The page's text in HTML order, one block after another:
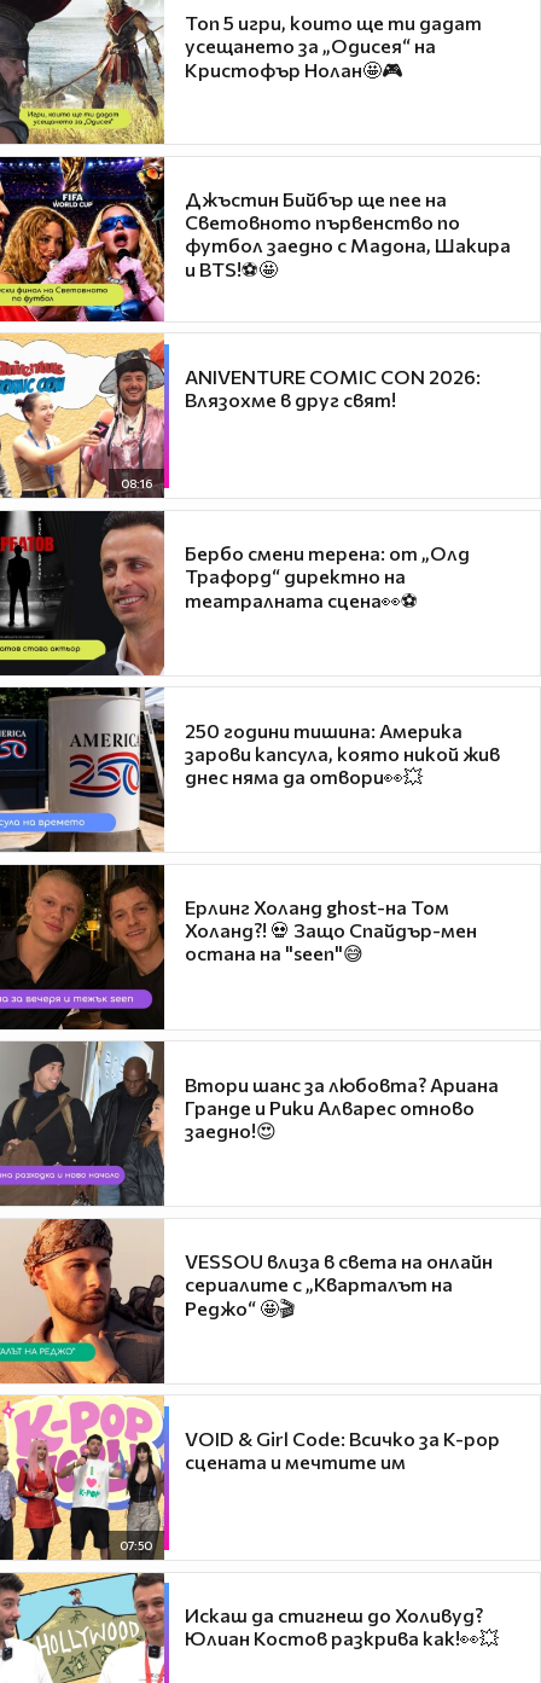
Топ 5 игри, които ще ти дадат
усещането за „Одисея“ на
Кристофър Нолан🤩🎮
Джъстин Бийбър ще пее на
Световното първенство по
футбол заедно с Мадона, Шакира
и BTS!⚽🤩
08:16
ANIVENTURE COMIC CON 2026:
Влязохме в друг свят!
Бербо смени терена: от „Олд
Трафорд“ директно на
театралната сцена👀⚽
250 години тишина: Америка
зарови капсула, която никой жив
днес няма да отвори👀💥
Ерлинг Холанд ghost-на Том
Холанд?! 💀 Защо Спайдър-мен
остана на "seen"😅
Втори шанс за любовта? Ариана
Гранде и Рики Алварес отново
заедно!😍
VESSOU влиза в света на онлайн
сериалите с „Кварталът на
Реджо“ 🤩🎬
07:50
VOID & Girl Code: Всичко за K-pop
сцената и мечтите им
Искаш да стигнеш до Холивуд?
Юлиан Костов разкрива как!👀💥